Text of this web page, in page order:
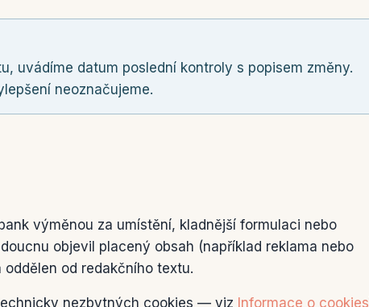
uvádíme datum poslední kontroly s popisem změny.
neoznačujeme.
výměnou za umístění, kladnější formulaci nebo
objevil placený obsah (například reklama nebo
od redakčního textu.
nezbytných cookies — viz Informace o cookies